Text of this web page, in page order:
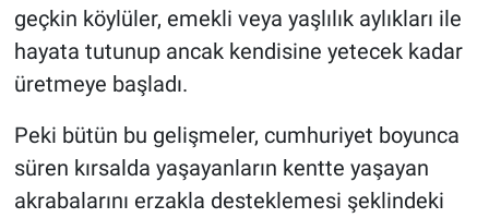
geçkin köylüler, emekli veya yaşlılık aylıkları ile
hayata tutunup ancak kendisine yetecek kadar
üretmeye başladı.
Peki bütün bu gelişmeler, cumhuriyet boyunca
süren kırsalda yaşayanların kentte yaşayan
akrabalarını erzakla desteklemesi şeklindeki